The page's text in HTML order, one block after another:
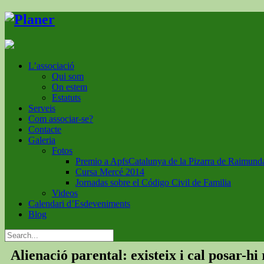
L’associació
Qui som
On estem
Estatuts
Serveis
Com associar-se?
Contacte
Galeria
Fotos
Premio a ApfsCatalunya de la Pizarra de
Cursa Mercé 2014
Jornadas sobre el Código Civil de Familia
Videos
Calendari d’Esdeveniments
Blog
Alienació parental: existeix i cal posar-hi